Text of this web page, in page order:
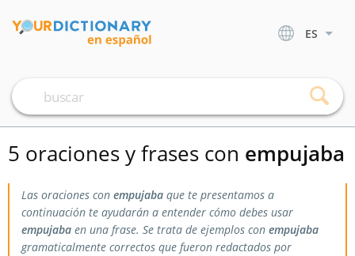
ES
5 oraciones y frases con empujaba
Las oraciones con empujaba que te presentamos a
continuación te ayudarán a entender cómo debes usar
empujaba en una frase. Se trata de ejemplos con empujaba
gramaticalmente correctos que fueron redactados por